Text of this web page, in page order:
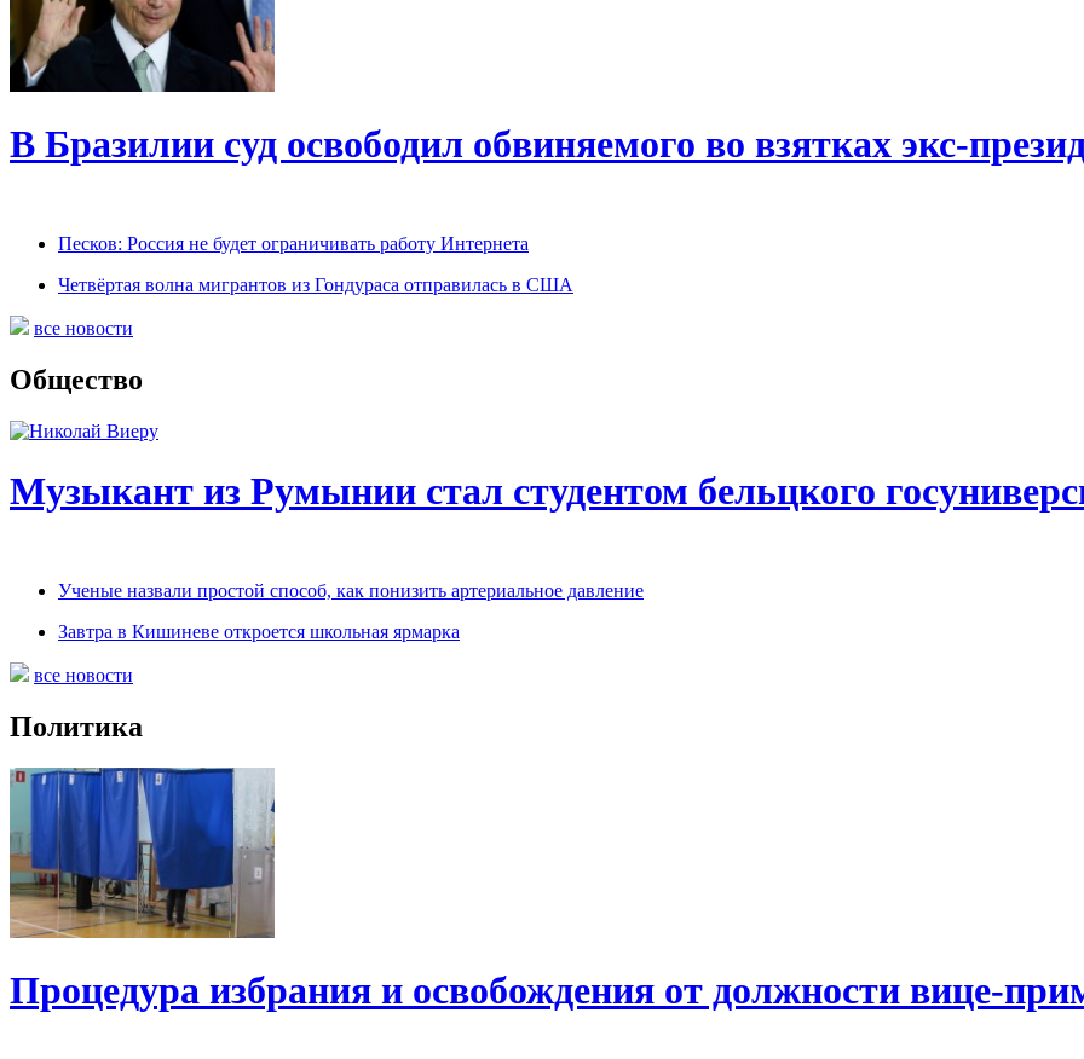
В Бразилии суд освободил обвиняемого во взятках экс-
Песков: Россия не будет ограничивать работу Интернета
Четвёртая волна мигрантов из Гондураса отправилась в США
все новости
Общество
Музыкант из Румынии стал студентом бельцкого
Ученые назвали простой способ, как понизить артериальное давление
Завтра в Кишиневе откроется школьная ярмарка
все новости
Политика
Процедура избрания и освобождения от должности вице-